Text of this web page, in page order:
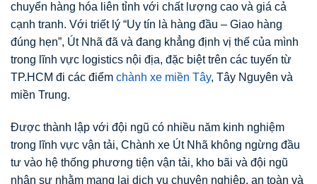
chuyển hàng hóa liên tỉnh với chất lượng cao và giá cả
cạnh tranh. Với triết lý “Uy tín là hàng đầu – Giao hàng
đúng hẹn”, Út Nhã đã và đang khẳng định vị thế của mình
trong lĩnh vực logistics nội địa, đặc biệt trên các tuyến từ
TP.HCM đi các điểm chành xe miền Tây, Tây Nguyên và
miền Trung.
Được thành lập với đội ngũ có nhiều năm kinh nghiệm
trong lĩnh vực vận tải, Chành xe Út Nhã không ngừng đầu
tư vào hệ thống phương tiện vận tải, kho bãi và đội ngũ
nhân sự nhằm mang lại dịch vụ chuyên nghiệp, an toàn và